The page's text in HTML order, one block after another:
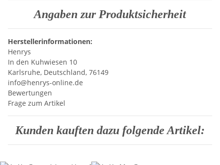
Angaben zur Produktsicherheit
Herstellerinformationen:
Henrys
In den Kuhwiesen 10
Karlsruhe, Deutschland, 76149
info@henrys-online.de
Bewertungen
Frage zum Artikel
Kunden kauften dazu folgende Artikel: